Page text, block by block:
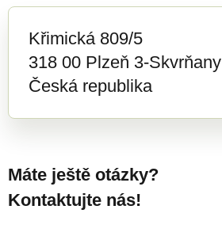
Křimická 809/5
318 00 Plzeň 3-Skvrňany
Česká republika
Máte ještě otázky?
Kontaktujte nás!